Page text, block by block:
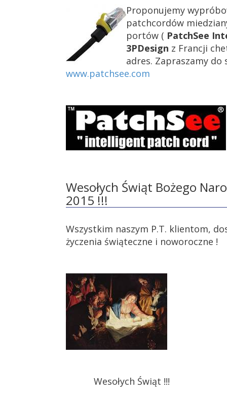
Proponujemy
patchcordów
portów ( PatchSee
3PDesign z Francji
adres. Zapraszamy
www.patchsee.com
Wesołych Świąt Bożego
2015 !!!
Wszystkim naszym P.T. klientom,
życzenia świąteczne i noworoczne !
Wesołych Świąt !!!